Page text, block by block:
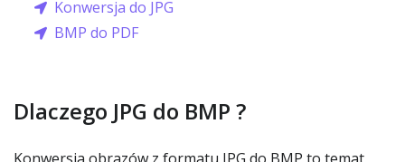
Konwersja do JPG
BMP do PDF
Dlaczego JPG do BMP ?